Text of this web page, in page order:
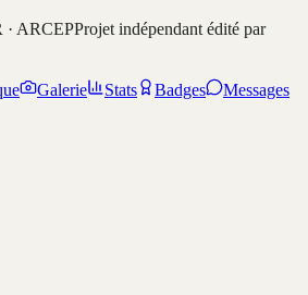
· ARCEPProjet indépendant édité par
Galerie Stats Badges
Messages